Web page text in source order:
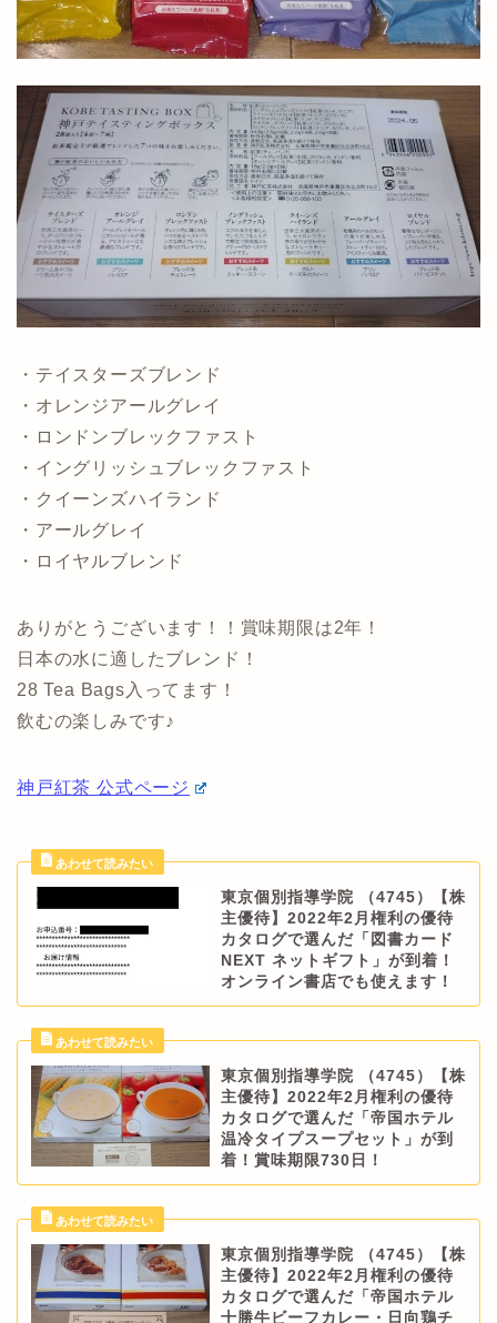
・テイスターズブレンド
・オレンジアールグレイ
・ロンドンブレックファスト
・イングリッシュブレックファスト
・クイーンズハイランド
・アールグレイ
・ロイヤルブレンド
ありがとうございます！！賞味期限は2年！
日本の水に適したブレンド！
28 Tea Bags入ってます！
飲むの楽しみです♪
神戸紅茶 公式ページ
東京個別指導学院 （4745）【株
主優待】2022年2月権利の優待
カタログで選んだ「図書カード
NEXT ネットギフト」が到着！
オンライン書店でも使えます！
東京個別指導学院 （4745）【株
主優待】2022年2月権利の優待
カタログで選んだ「帝国ホテル
温冷タイプスープセット」が到
着！賞味期限730日！
東京個別指導学院 （4745）【株
主優待】2022年2月権利の優待
カタログで選んだ「帝国ホテル
十勝牛ビーフカレー・日向鶏チ